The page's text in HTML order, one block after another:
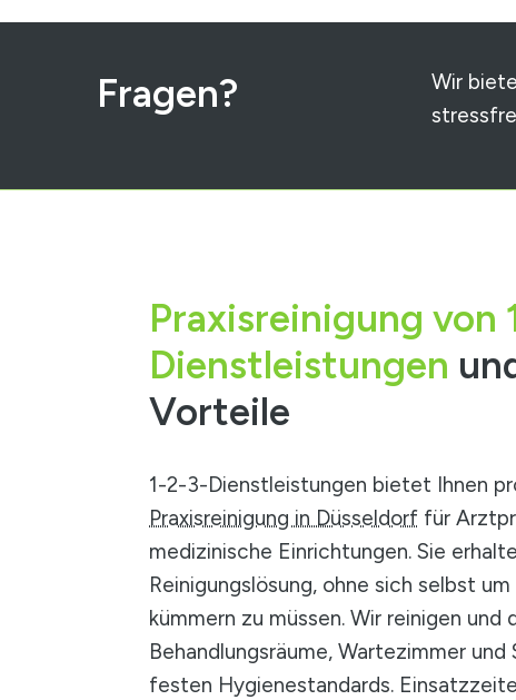
Fragen?
Wir
Praxisreinigung von
Dienstleistungen
Vorteile
1-2-3-Dienstleistungen bietet Ihnen
Praxisreinigung in Düsseldorf für
medizinische Einrichtungen. Sie
Reinigungslösung, ohne sich selbst
kümmern zu müssen. Wir reinigen und
Behandlungsräume, Wartezimmer
festen Hygienestandards.